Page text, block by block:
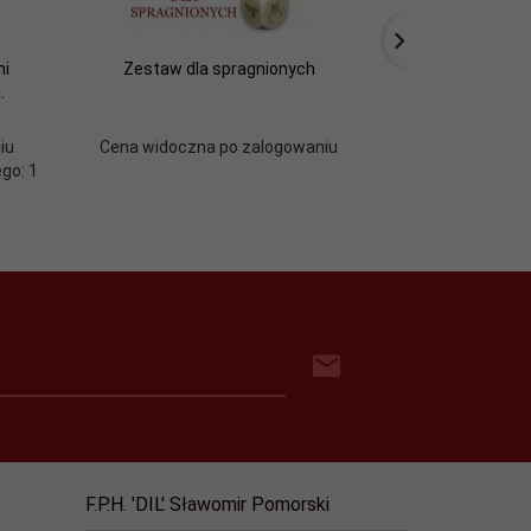
1
Zestaw dla spragnionych
Cena widoczna po zalogowaniu
F.P.H. 'DIL' Sławomir Pomorski